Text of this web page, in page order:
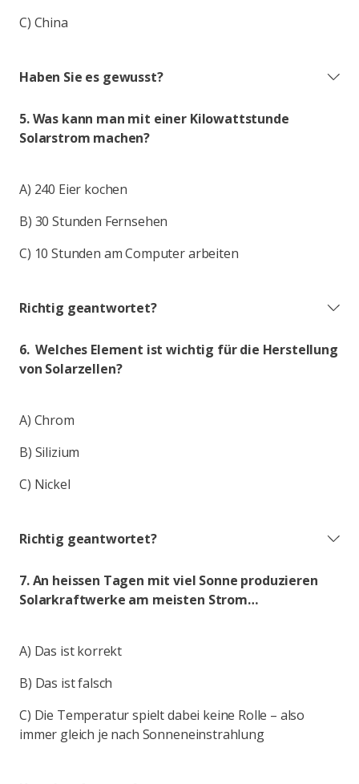
C) China
Haben Sie es gewusst?
5. Was kann man mit einer Kilowattstunde
Solarstrom machen?
A) 240 Eier kochen
B) 30 Stunden Fernsehen
C) 10 Stunden am Computer arbeiten
Richtig geantwortet?
6. Welches Element ist wichtig für die Herstellung
von Solarzellen?
A) Chrom
B) Silizium
C) Nickel
Richtig geantwortet?
7. An heissen Tagen mit viel Sonne produzieren
Solarkraftwerke am meisten Strom…
A) Das ist korrekt
B) Das ist falsch
C) Die Temperatur spielt dabei keine Rolle – also
immer gleich je nach Sonneneinstrahlung